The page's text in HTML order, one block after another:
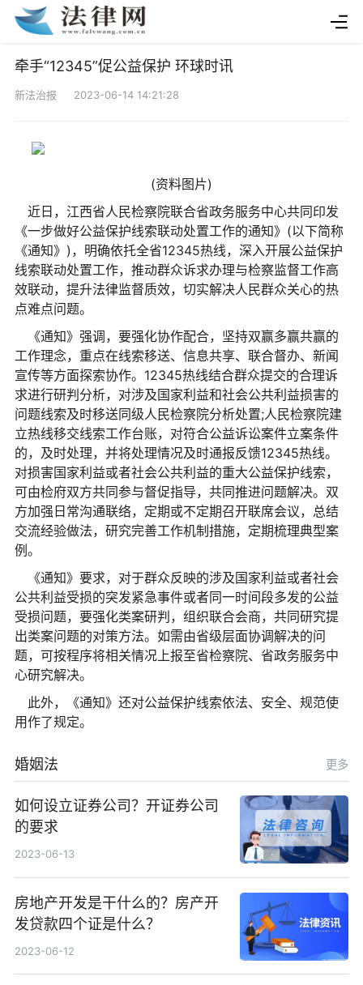
牵手“12345”促公益保护 环球时讯
新法治报 2023-06-14 14:21:28
(资料图片)
近日，江西省人民检察院联合省政务服务中心共同印发
《一步做好公益保护线索联动处置工作的通知》(以下简称
《通知》)，明确依托全省12345热线，深入开展公益保护
线索联动处置工作，推动群众诉求办理与检察监督工作高
效联动，提升法律监督质效，切实解决人民群众关心的热
点难点问题。
《通知》强调，要强化协作配合，坚持双赢多赢共赢的
工作理念，重点在线索移送、信息共享、联合督办、新闻
宣传等方面探索协作。12345热线结合群众提交的合理诉
求进行研判分析，对涉及国家利益和社会公共利益损害的
问题线索及时移送同级人民检察院分析处置;人民检察院建
立热线移交线索工作台账，对符合公益诉讼案件立案条件
的，及时处理，并将处理情况及时通报反馈12345热线。
对损害国家利益或者社会公共利益的重大公益保护线索，
可由检府双方共同参与督促指导，共同推进问题解决。双
方加强日常沟通联络，定期或不定期召开联席会议，总结
交流经验做法，研究完善工作机制措施，定期梳理典型案
例。
《通知》要求，对于群众反映的涉及国家利益或者社会
公共利益受损的突发紧急事件或者同一时间段多发的公益
受损问题，要强化类案研判，组织联合会商，共同研究提
出类案问题的对策方法。如需由省级层面协调解决的问
题，可按程序将相关情况上报至省检察院、省政务服务中
心研究解决。
此外，《通知》还对公益保护线索依法、安全、规范使
用作了规定。
婚姻法 更多
如何设立证券公司？开证券公司
的要求
2023-06-13
房地产开发是干什么的？房产开
发贷款四个证是什么？
2023-06-12